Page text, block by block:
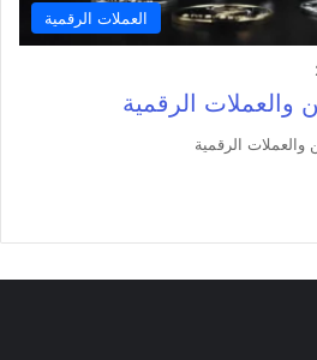
العملات الرقمية
والعملات الرقمية
والعملات الرقمية